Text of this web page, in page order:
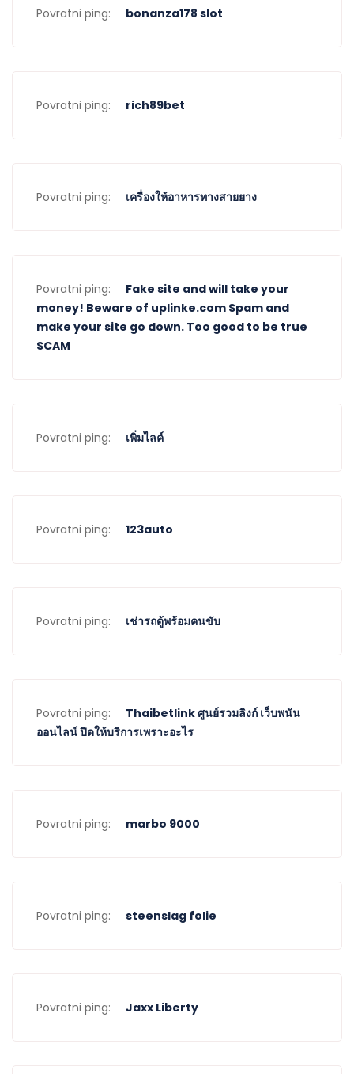
Povratni ping: bonanza178 slot
Povratni ping: rich89bet
Povratni ping: เครื่องให้อาหารทางสายยาง
Povratni ping:
Fake site and will take your
money! Beware of uplinke.com Spam and
make your site go down. Too good to be true
SCAM
Povratni ping: เพิ่มไลค์
Povratni ping: 123auto
Povratni ping: เช่ารถตู้พร้อมคนขับ
Povratni ping:
Thaibetlink ศูนย์รวมลิงก์ เว็บพนัน
ออนไลน์ ปิดให้บริการเพราะอะไร
Povratni ping: marbo 9000
Povratni ping: steenslag folie
Povratni ping: Jaxx Liberty